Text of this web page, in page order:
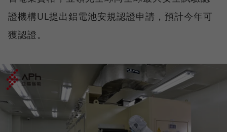
證機構UL提出鋁電池安規認證申請，預計今年可
獲認證。